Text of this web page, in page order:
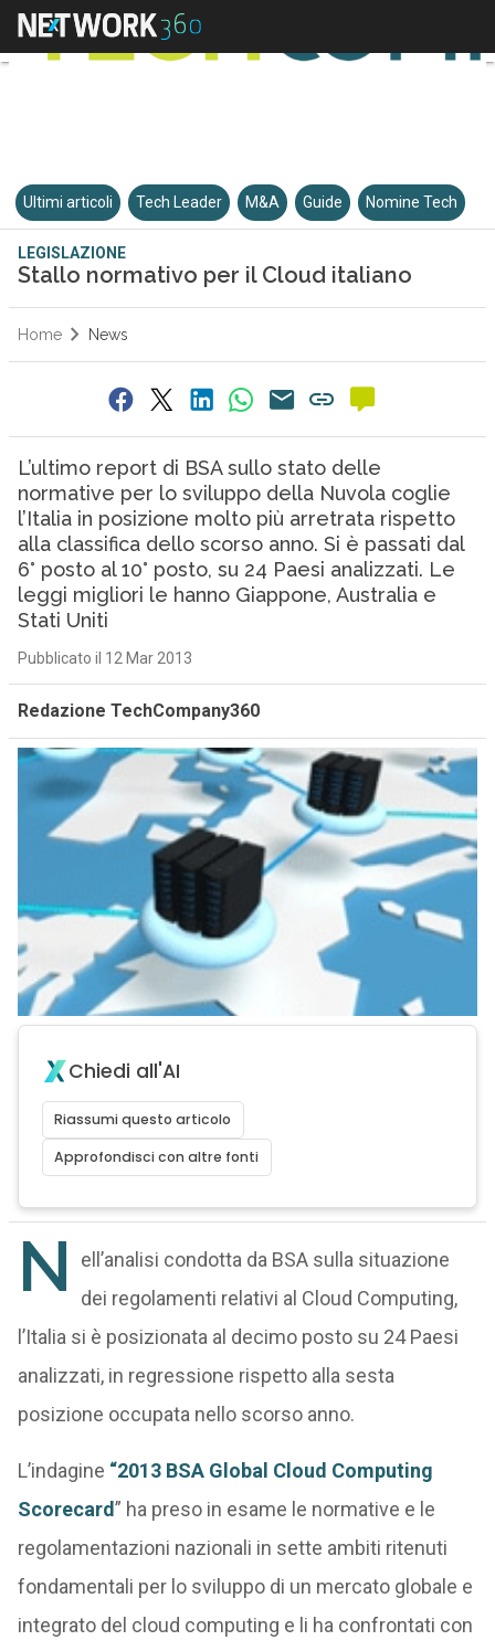
Ultimi articoli Tech Leader M&A Guide Nomine Tech
LEGISLAZIONE
Stallo normativo per il Cloud italiano
Home News
L’ultimo report di BSA sullo stato delle
normative per lo sviluppo della Nuvola coglie
l’Italia in posizione molto più arretrata rispetto
alla classifica dello scorso anno. Si è passati dal
6° posto al 10° posto, su 24 Paesi analizzati. Le
leggi migliori le hanno Giappone, Australia e
Stati Uniti
Pubblicato il 12 Mar 2013
Redazione TechCompany360
Chiedi all'AI
Riassumi questo articolo
Approfondisci con altre fonti
N
ell’analisi condotta da BSA sulla situazione
dei regolamenti relativi al Cloud Computing,
l’Italia si è posizionata al decimo posto su 24 Paesi
analizzati, in regressione rispetto alla sesta
posizione occupata nello scorso anno.
L’indagine “2013 BSA Global Cloud Computing
Scorecard” ha preso in esame le normative e le
regolamentazioni nazionali in sette ambiti ritenuti
fondamentali per lo sviluppo di un mercato globale e
integrato del cloud computing e li ha confrontati con